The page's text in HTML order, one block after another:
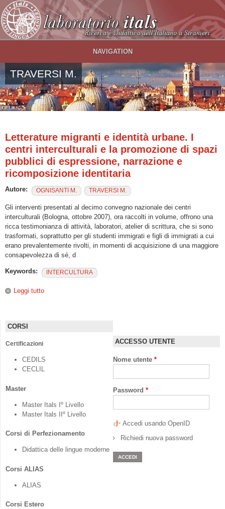
Salta al contenuto principale
NAVIGATION
TRAVERSI M.
Letterature migranti e identità urbane. I
centri interculturali e la promozione di spazi
pubblici di espressione, narrazione e
ricomposizione identitaria
Autore: OGNISANTI M. TRAVERSI M.
Gli interventi presentati al decimo convegno nazionale dei centri
interculturali (Bologna, ottobre 2007), ora raccolti in volume, offrono una
ricca testimonianza di attività, laboratori, atelier di scrittura, che si sono
trasformati, soprattutto per gli studenti immigrati e figli di immigrati a cui
erano prevalentemente rivolti, in momenti di acquisizione di una maggiore
consapevolezza di sé, d
Keywords: INTERCULTURA
Leggi tutto
CORSI
Certificazioni
CEDILS
CECLIL
Master
Master Itals Iº Livello
Master Itals IIº Livello
Corsi di Perfezionamento
Didattica delle lingue moderne
Corsi ALIAS
ALIAS
Corsi Estero
ACCESSO UTENTE
Nome utente *
Password *
Accedi usando OpenID
Richiedi nuova password